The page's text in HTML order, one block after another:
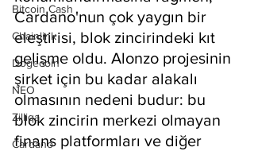
Bitcoin Cash
Chainlink
Dogecoin
NEO
Zilliqa
Cardano
Cardano'nun çok yaygın bir
eleştirisi, blok zincirindeki kıt
gelişme oldu. Alonzo projesinin
şirket için bu kadar alakalı
olmasının nedeni budur: bu
blok zincirin merkezi olmayan
finans platformları ve diğer